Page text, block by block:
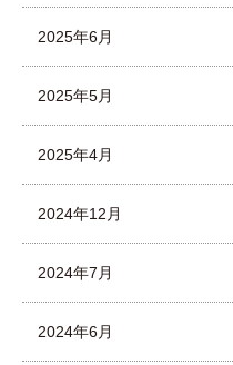
2025年6月
2025年5月
2025年4月
2024年12月
2024年7月
2024年6月